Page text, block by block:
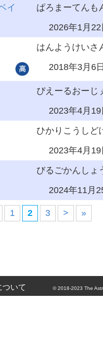
イ
ぱろまーてんも
2026年1月22
はんようけいさ
2018年3月6
ぴえーるおーじ
2023年4月19
ひかりこうしど
2023年4月19
びるごかんしょ
2024年11月
1 2 3 > »
ついて © 2018-2023 The